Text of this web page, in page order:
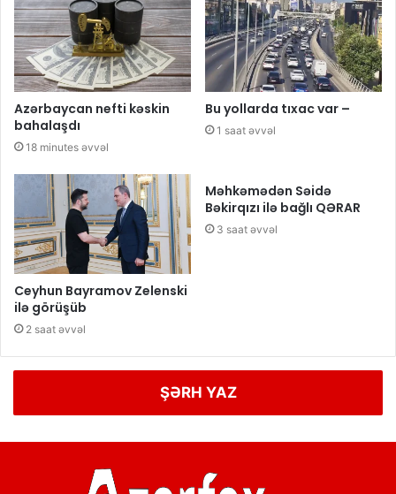
Azərbaycan nefti kəskin
bahalaşdı
18 minutes əvvəl
Bu yollarda tıxac var –
1 saat əvvəl
Ceyhun Bayramov Zelenski
ilə görüşüb
2 saat əvvəl
Məhkəmədən Səidə
Bəkirqızı ilə bağlı QƏRAR
3 saat əvvəl
ŞƏRH YAZ